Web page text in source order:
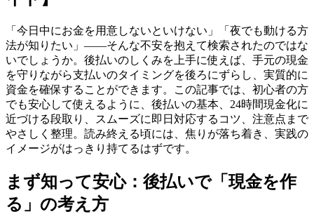
「今日中にお金を用意しないといけない」「夜でも動ける方
法が知りたい」——そんな不安を抱えて検索されたのではな
いでしょうか。後払いのしくみを上手に使えば、手元の現金
を守りながら支払いのタイミングを後ろにずらし、実質的に
資金を確保することができます。この記事では、初心者の方
でも安心して使えるように、後払いの基本、24時間現金化に
近づける段取り、スムーズに即日対応するコツ、注意点まで
やさしく整理。読み終える頃には、焦りが落ち着き、実践の
イメージがはっきり持てるはずです。
まず知って安心：後払いで「現金を作
る」の考え方